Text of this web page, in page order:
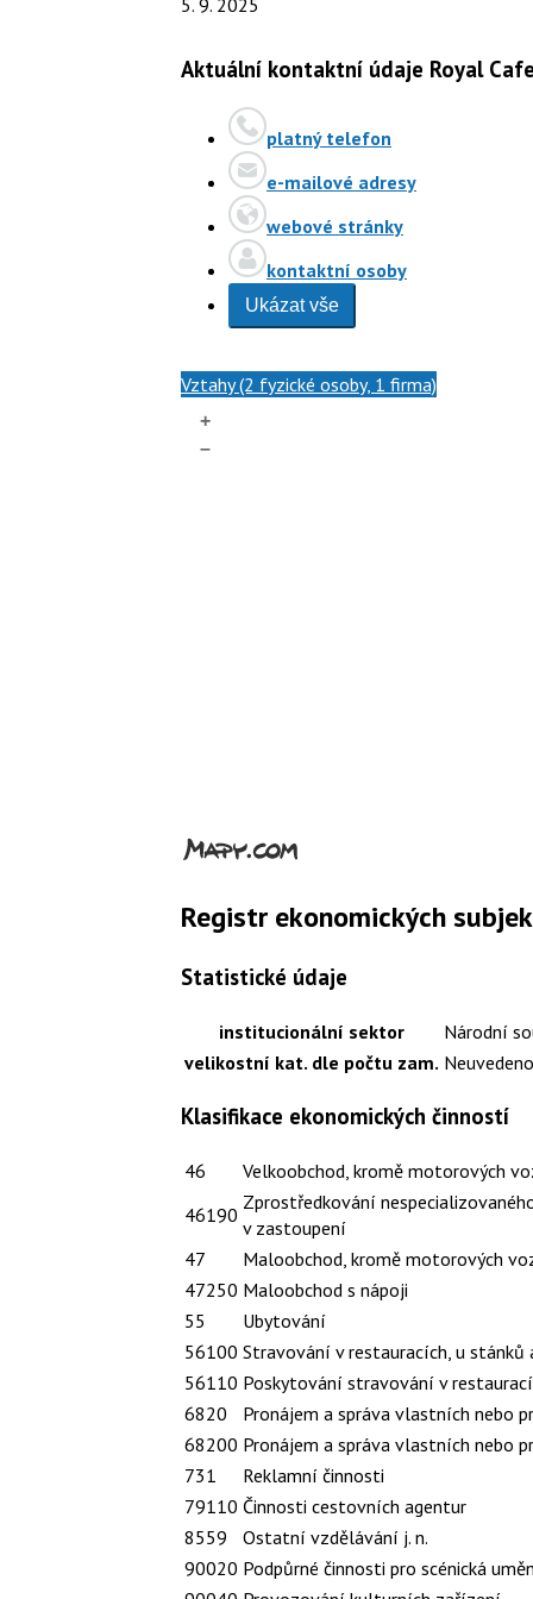
Aktuální kontaktní údaje Royal
platný telefon
e-mailové adresy
webové stránky
kontaktní osoby
Ukázat vše
Vztahy (2 fyzické osoby, 1 firma)
+
–
Registr ekonomických
Statistické údaje
institucionální sektor
Národní
velikostní kat. dle počtu zam. Neuvedeno
Klasifikace ekonomických činností
46
Velkoobchod, kromě motorových
46190
Zprostředkování
v zastoupení
47
Maloobchod, kromě motorových
47250 Maloobchod s nápoji
55
Ubytování
56100 Stravování v restauracích, u
56110 Poskytování stravování v
6820
Pronájem a správa vlastních nebo
68200 Pronájem a správa vlastních nebo
731
Reklamní činnosti
79110 Činnosti cestovních agentur
8559
Ostatní vzdělávání j. n.
90020 Podpůrné činnosti pro scénická